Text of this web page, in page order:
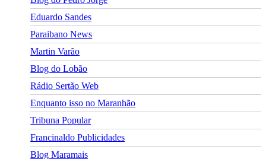
Eduardo Sandes
Paraibano News
Martin Varão
Blog do Lobão
Rádio Sertão Web
Enquanto isso no Maranhão
Tribuna Popular
Francinaldo Publicidades
Blog Maramais